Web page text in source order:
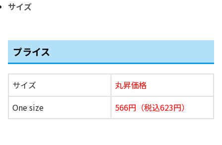
サイズ
プライス
サイズ
丸昇価格
One size
566円（税込623円）